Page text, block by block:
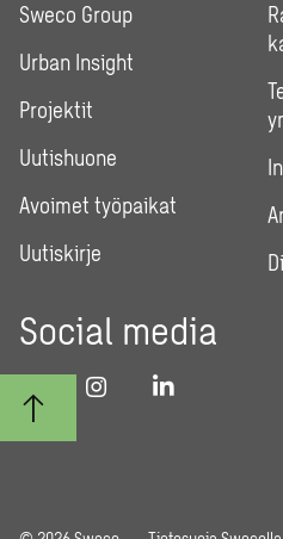
Sweco Group
Urban Insight
Projektit
Uutishuone
Avoimet työpaikat
Uutiskirje
Social media